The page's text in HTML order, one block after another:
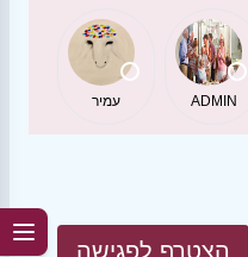
עמיר ADMIN
הצטרף לפגישה